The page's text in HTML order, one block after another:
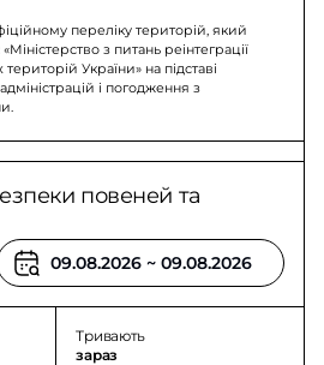
переліку територій, який
з питань реінтеграції
України» на підставі
і погодження з
повеней та
Тривають
зараз